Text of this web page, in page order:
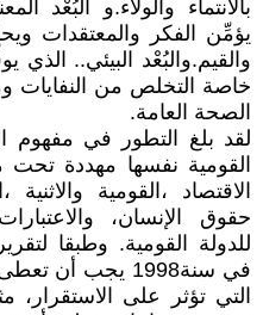
بالانتماء والولاء.و البُعْد
يؤمِّن الفكر والمعتقدات
والقيم.والبُعْد البيئي.. الذي
خاصة التخلص من النفايات
الصحة العامة.
لقد بلغ التطور في مفهوم
القومية نفسها مهددة
الاقتصاد ،القومية
حقوق الإنسان،
للدولة القومية. وطبقا
في سنة1998 يجب
التي تؤثر على الاستقرار،